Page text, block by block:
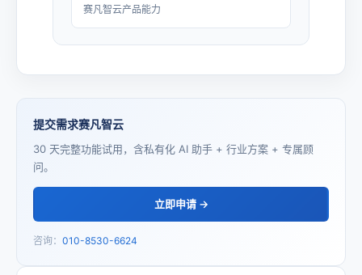
赛凡智云产品能力
提交需求赛凡智云
30 天完整功能试用，含私有化 AI 助手 + 行业方案 + 专属顾
问。
立即申请 →
咨询： 010-8530-6624